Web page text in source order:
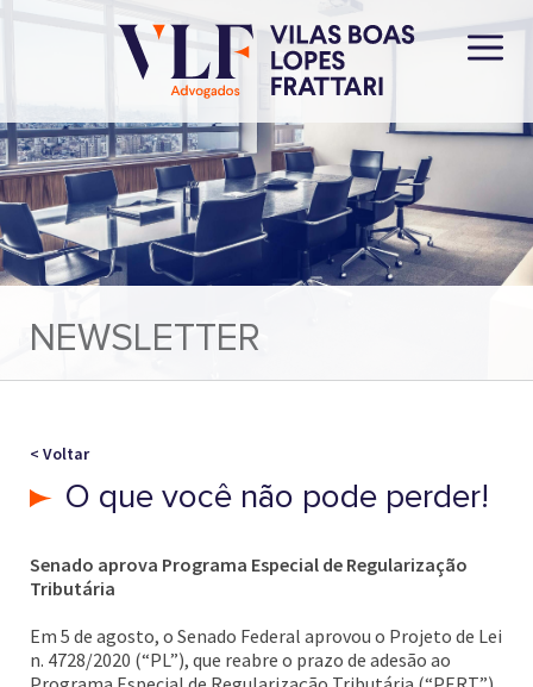
NEWSLETTER
< Voltar
O que você não pode perder!
Senado aprova Programa Especial de Regularização
Tributária
Em 5 de agosto, o Senado Federal aprovou o Projeto de Lei
n. 4728/2020 (“PL”), que reabre o prazo de adesão ao